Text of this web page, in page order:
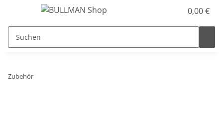
0,00 €
Zubehör